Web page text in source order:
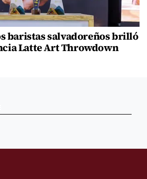
baristas salvadoreños brilló
Latte Art Throwdown